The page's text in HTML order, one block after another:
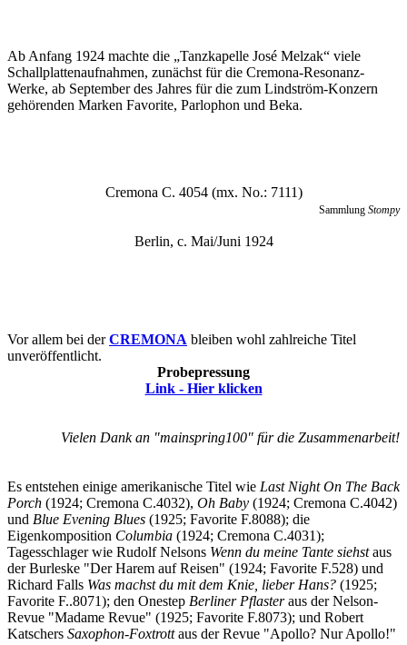
Ab Anfang 1924 machte die „Tanzkapelle José Melzak“ viele
Schallplattenaufnahmen, zunächst für die Cremona-Resonanz-
Werke, ab September des Jahres für die zum Lindström-Konzern
gehörenden Marken Favorite, Parlophon und Beka.
Cremona C. 4054 (mx. No.: 7111)
Sammlung Stompy
Berlin, c. Mai/Juni 1924
Vor allem bei derCREMONA bleiben wohl zahlreiche Titel
unveröffentlicht.
Probepressung
Link - Hier klicken
Vielen Dank an "mainspring100" für die Zusammenarbeit!
Es entstehen einige amerikanische Titel wie Last Night On The Back
Porch (1924; Cremona C.4032), Oh Baby (1924; Cremona C.4042)
und Blue Evening Blues (1925; Favorite F.8088); die
Eigenkomposition Columbia (1924; Cremona C.4031);
Tagesschlager wie Rudolf Nelsons Wenn du meine Tante siehstaus
der Burleske "Der Harem auf Reisen" (1924; Favorite F.528) und
Richard Falls Was machst du mit dem Knie, lieber Hans? (1925;
Favorite F..8071); den Onestep Berliner Pflasteraus der Nelson-
Revue "Madame Revue" (1925; Favorite F.8073); und Robert
Katschers Saxophon-Foxtrottaus der Revue "Apollo? Nur Apollo!"